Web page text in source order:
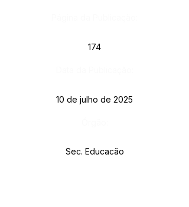
174
10 de julho de 2025
Sec. Educação